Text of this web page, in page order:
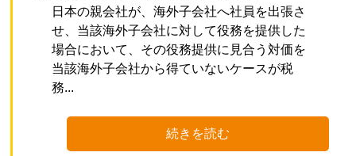
日本の親会社が、海外子会社へ社員を出張さ
せ、当該海外子会社に対して役務を提供した
場合において、その役務提供に見合う対価を
当該海外子会社から得ていないケースが税
務...
続きを読む